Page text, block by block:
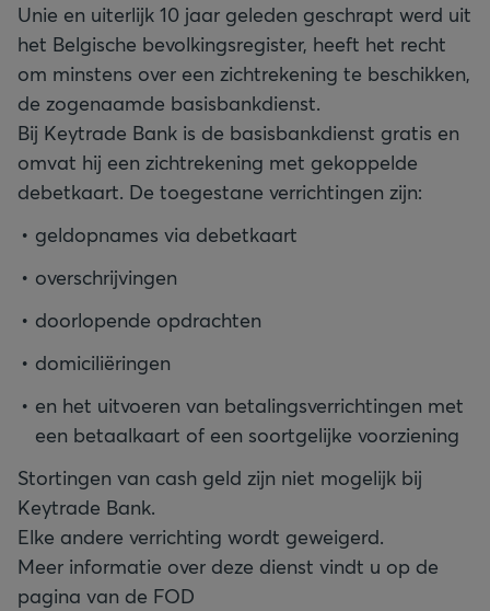
Unie en uiterlijk 10 jaar geleden geschrapt werd uit
het Belgische bevolkingsregister, heeft het recht
om minstens over een zichtrekening te beschikken,
de zogenaamde basisbankdienst.
Bij Keytrade Bank is de basisbankdienst gratis en
omvat hij een zichtrekening met gekoppelde
debetkaart. De toegestane verrichtingen zijn:
geldopnames via debetkaart
overschrijvingen
doorlopende opdrachten
domiciliëringen
en het uitvoeren van betalingsverrichtingen met
een betaalkaart of een soortgelijke voorziening
Stortingen van cash geld zijn niet mogelijk bij
Keytrade Bank.
Elke andere verrichting wordt geweigerd.
Meer informatie over deze dienst vindt u op de
pagina van de FOD